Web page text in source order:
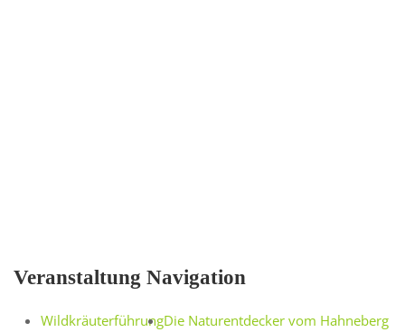
Veranstaltung Navigation
WildkräuterführungDie Naturentdecker vom Hahneberg